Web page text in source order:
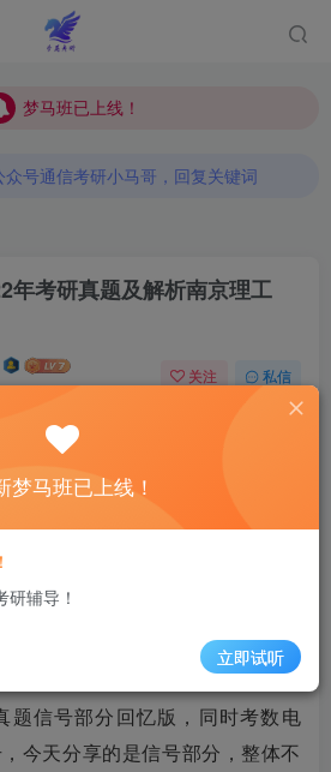
梦马班已上线！
梦马班已上线！
众号通信考研小马哥，回复关键词
号通信考研小马哥，回复关键词
年考研真题及解析南京理工
关注 私信
—上海师范874、南京理工818和
题~我尽力了，剩下的就看你们
息！上岸了记得来还愿！
！已更新直播逐题讲解！
】信号与系统考研最后一卷
题信号部分回忆版，同时考数电
，今天分享的是信号部分，整体不
梦马班已上线！
辅导！
立即试听